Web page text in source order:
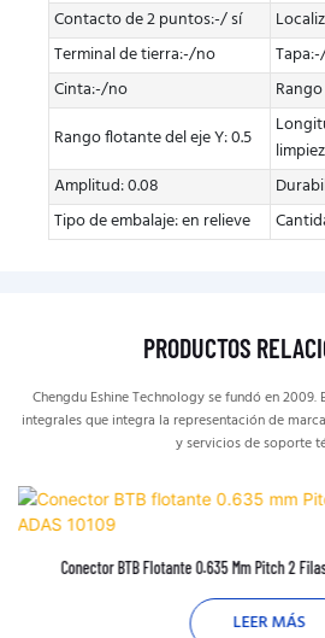
Contacto de 2 puntos:-/ sí
Terminal de tierra:-/no
Cinta:-/no
Rango flotante del eje Y: 0.5
Amplitud: 0.08
Tipo de embalaje: en relieve
PRODUCTOS
Chengdu Eshine Technology se fundó en
integrales que integra la representación de
y servicios de soporte
Conector BTB Flotante 0.635 Mm Pitch 2
LEER MÁS